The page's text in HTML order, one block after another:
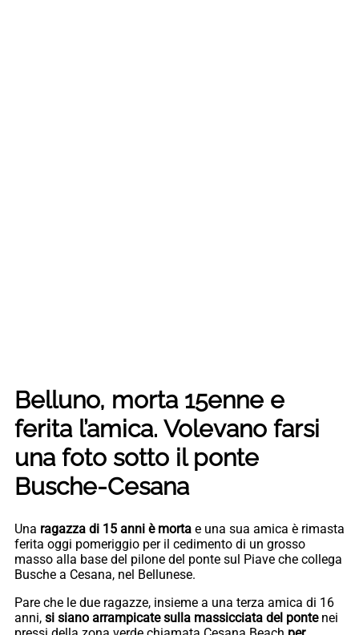
Belluno, morta 15enne e
ferita l’amica. Volevano farsi
una foto sotto il ponte
Busche-Cesana
Una ragazza di 15 anni è morta e una sua amica è rimasta
ferita oggi pomeriggio per il cedimento di un grosso
masso alla base del pilone del ponte sul Piave che collega
Busche a Cesana, nel Bellunese.
Pare che le due ragazze, insieme a una terza amica di 16
anni, si siano arrampicate sulla massicciata del pontenei